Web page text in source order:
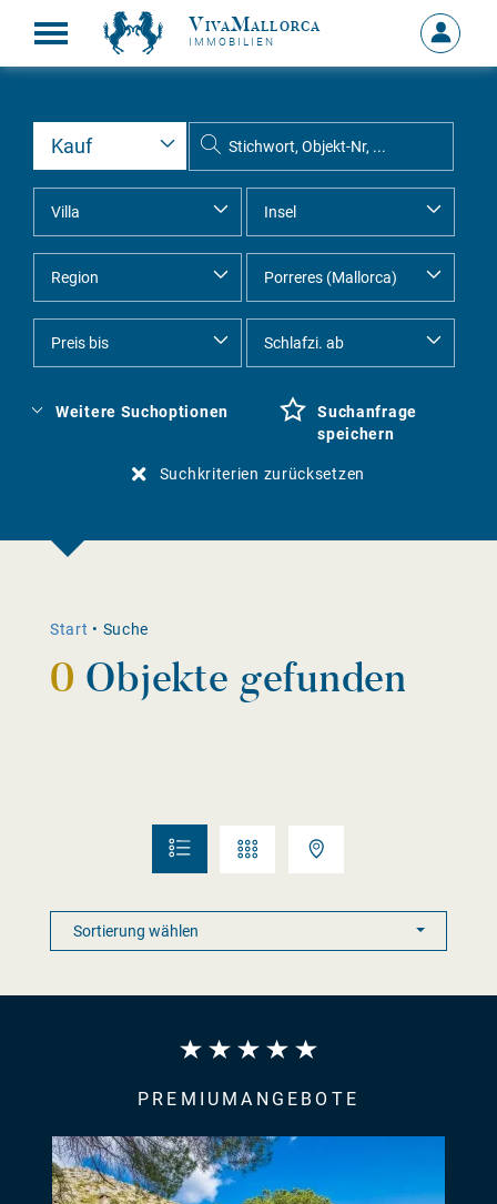
VivaMallorca
IMMOBILIEN
MEIN
Weitere Suchoptionen
Suchanfrage
speichern
Suchkriterien zurücksetzen
Start • Suche
0 Objekte gefunden
PREMIUMANGEBOTE